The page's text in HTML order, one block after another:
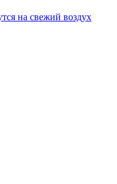
на свежий воздух